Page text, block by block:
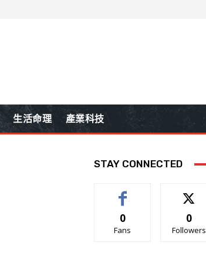
生活命理 產業科技
STAY CONNECTED
0
Fans
0
Followers